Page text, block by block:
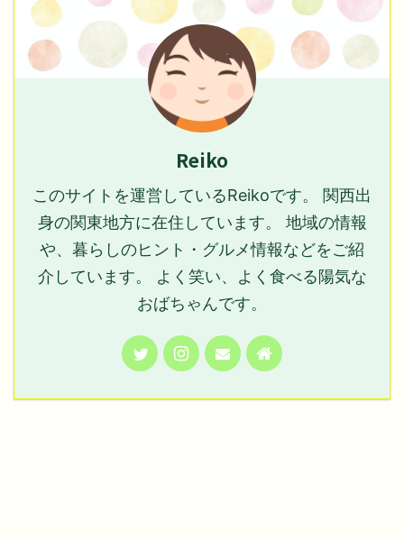
Reiko
このサイトを運営しているReikoです。 関西出
身の関東地方に在住しています。 地域の情報
や、暮らしのヒント・グルメ情報などをご紹
介しています。 よく笑い、よく食べる陽気な
おばちゃんです。